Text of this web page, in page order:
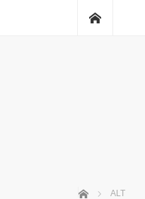
ホーム ALT